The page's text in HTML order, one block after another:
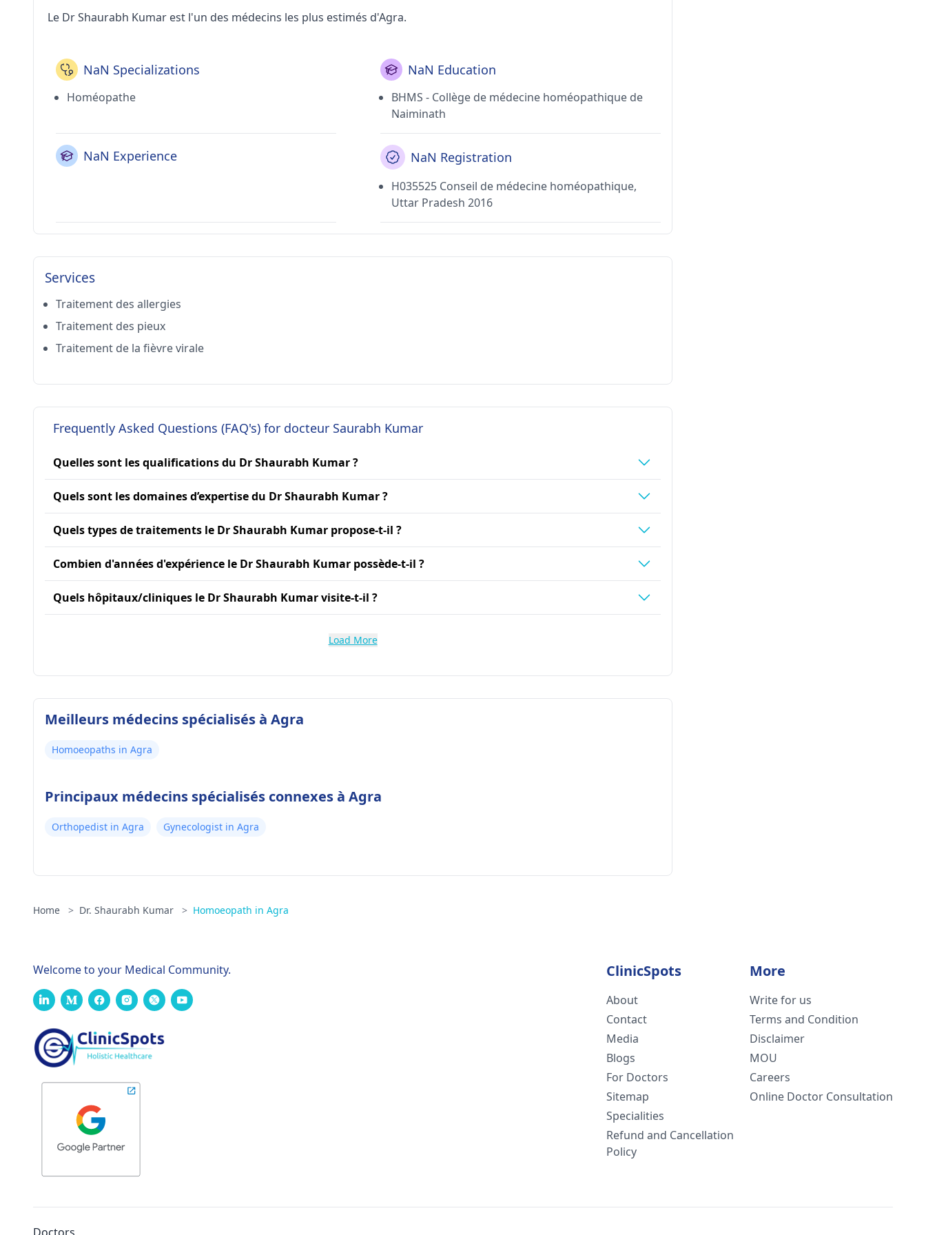
Le Dr Shaurabh Kumar est l'un des médecins les plus estimés d'Agra.
NaN Specializations
Homéopathe
NaN Education
BHMS - Collège de médecine homéopathique de
Naiminath
NaN Experience NaN Registration
H035525 Conseil de médecine homéopathique,
Uttar Pradesh 2016
Services
Traitement des allergies
Traitement des pieux
Traitement de la fièvre virale
Frequently Asked Questions (FAQ's) for docteur Saurabh Kumar
Quelles sont les qualifications du Dr Shaurabh Kumar ?
Quels sont les domaines d’expertise du Dr Shaurabh Kumar ?
Quels types de traitements le Dr Shaurabh Kumar propose-t-il ?
Combien d'années d'expérience le Dr Shaurabh Kumar possède-t-il ?
Quels hôpitaux/cliniques le Dr Shaurabh Kumar visite-t-il ?
Load More
Meilleurs médecins spécialisés à Agra
Homoeopaths in Agra
Principaux médecins spécialisés connexes à Agra
Orthopedist in Agra Gynecologist in Agra
Home > Dr. Shaurabh Kumar > Homoeopath in Agra
Welcome to your Medical Community. ClinicSpots
About
Contact
Media
Blogs
For Doctors
Sitemap
Specialities
Refund and Cancellation
Policy
More
Write for us
Terms and Condition
Disclaimer
MOU
Careers
Online Doctor Consultation